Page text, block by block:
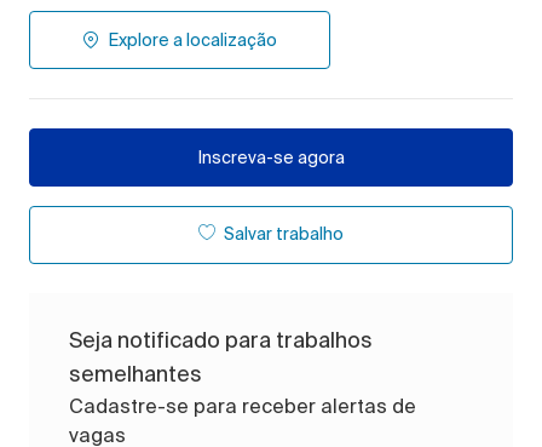
Explore a localização
Inscreva-se agora
Salvar trabalho
Seja notificado para trabalhos
semelhantes
Cadastre-se para receber alertas de
vagas